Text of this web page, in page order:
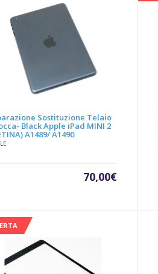
Sostituzione Telaio
Black Apple iPad MINI 2
A1489/ A1490
70,00€